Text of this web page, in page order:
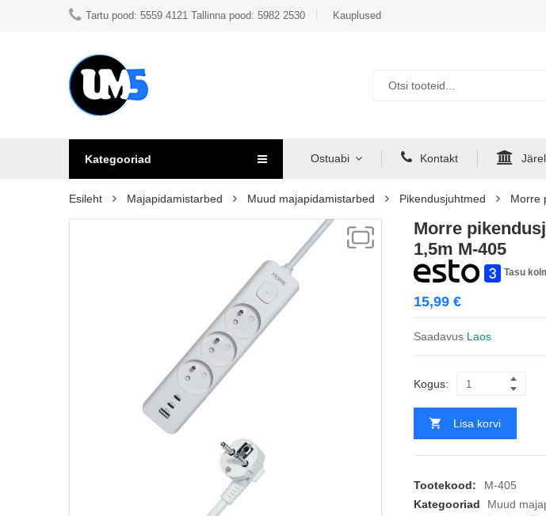
Tartu pood: 5559 4121 Tallinna pood: 5982 2530 Kauplused
Kategooriad Ostuabi Kontakt
Esileht Majapidamistarbed Muud majapidamistarbed Pikendusjuhtmed Morre
Morre
1,5m M-405
Tasu
15,99 €
Saadavus Laos
Kogus:
Lisa korvi
Tootekood:
M-405
Kategooriad
Muud